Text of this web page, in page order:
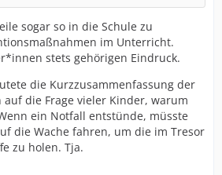
sogar so in die Schule zu
im Unterricht.
stets gehörigen Eindruck.
die Kurzzusammenfassung der
die Frage vieler Kinder, warum
ein Notfall entstünde, müsste
die Wache fahren, um die im Tresor
zu holen. Tja.